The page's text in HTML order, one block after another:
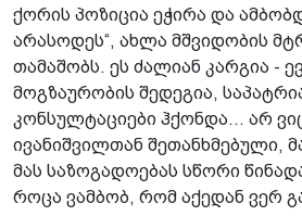
ქორის პოზიცია ეჭირა და
არასოდეს“, ახლა მშვიდობის
თამაშობს. ეს ძალიან კარგია -
მოგზაურობის შედეგია,
კონსულტაციები ჰქონდა... არ
ივანიშვილთან შეთანხმებული,
მას საზოგადოებას სწორი
როცა ვამბობ, რომ აქედან ვერ